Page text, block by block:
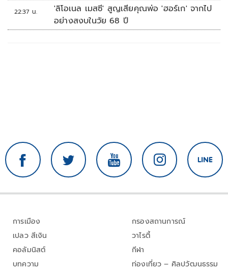
22:37 น.
'ลิโอเนล เมสซี' สูญเสียคุณพ่อ 'ฮอร์เก' จากไป
อย่างสงบในวัย 68 ปี
การเมือง
เปลว สีเงิน
คอลัมนิสต์
บทความ
กรองสถานการณ์
วาไรตี้
กีฬา
ท่องเที่ยว – ศิลปวัฒนธรรม